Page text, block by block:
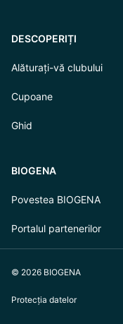
DESCOPERIȚI
Alăturați-vă clubului
Cupoane
Ghid
BIOGENA
Povestea BIOGENA
Portalul partenerilor
© 2026 BIOGENA
Protecția datelor